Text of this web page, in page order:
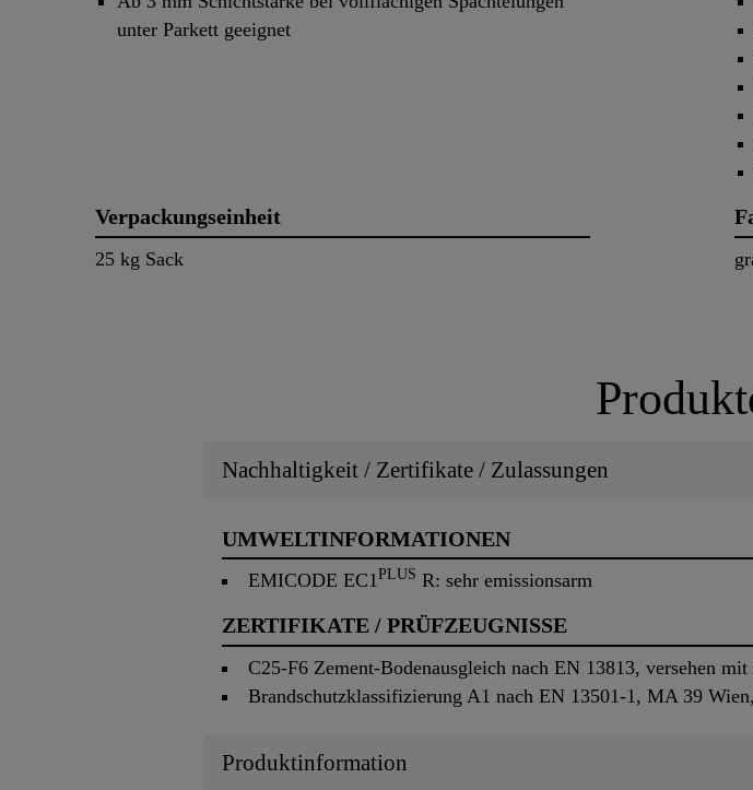
unter Parkett geeignet
Verpackungseinheit
25 kg Sack
Nachhaltigkeit / Zertifikate / Zulassungen
UMWELTINFORMATIONEN
EMICODE EC1PLUS R: sehr emissionsarm
ZERTIFIKATE / PRÜFZEUGNISSE
C25-F6 Zement-Bodenausgleich nach EN 13813, versehen
Brandschutzklassifizierung A1 nach EN 13501-1, MA 39
Produktinformation